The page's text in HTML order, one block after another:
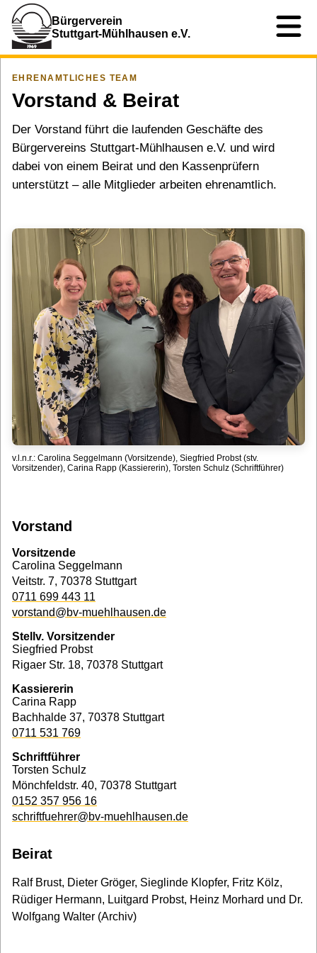
Bürgerverein
Stuttgart-Mühlhausen e.V.
EHRENAMTLICHES TEAM
Vorstand & Beirat
Der Vorstand führt die laufenden Geschäfte des
Bürgervereins Stuttgart-Mühlhausen e.V. und wird
dabei von einem Beirat und den Kassenprüfern
unterstützt – alle Mitglieder arbeiten ehrenamtlich.
v.l.n.r.: Carolina Seggelmann (Vorsitzende), Siegfried Probst (stv.
Vorsitzender), Carina Rapp (Kassiererin), Torsten Schulz (Schriftführer)
Vorstand
Vorsitzende
Carolina Seggelmann
Veitstr. 7, 70378 Stuttgart
0711 699 443 11
vorstand@bv-muehlhausen.de
Stellv. Vorsitzender
Siegfried Probst
Rigaer Str. 18, 70378 Stuttgart
Kassiererin
Carina Rapp
Bachhalde 37, 70378 Stuttgart
0711 531 769
Schriftführer
Torsten Schulz
Mönchfeldstr. 40, 70378 Stuttgart
0152 357 956 16
schriftfuehrer@bv-muehlhausen.de
Beirat
Ralf Brust, Dieter Gröger, Sieglinde Klopfer, Fritz Kölz,
Rüdiger Hermann, Luitgard Probst, Heinz Morhard und Dr.
Wolfgang Walter (Archiv)